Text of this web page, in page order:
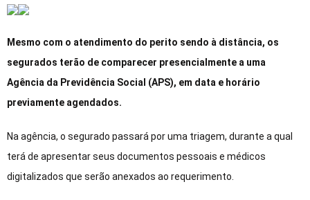
Mesmo com o atendimento do perito sendo à distância, os
segurados terão de comparecer presencialmente a uma
Agência da Previdência Social (APS), em data e horário
previamente agendados.
Na agência, o segurado passará por uma triagem, durante a qual
terá de apresentar seus documentos pessoais e médicos
digitalizados que serão anexados ao requerimento.